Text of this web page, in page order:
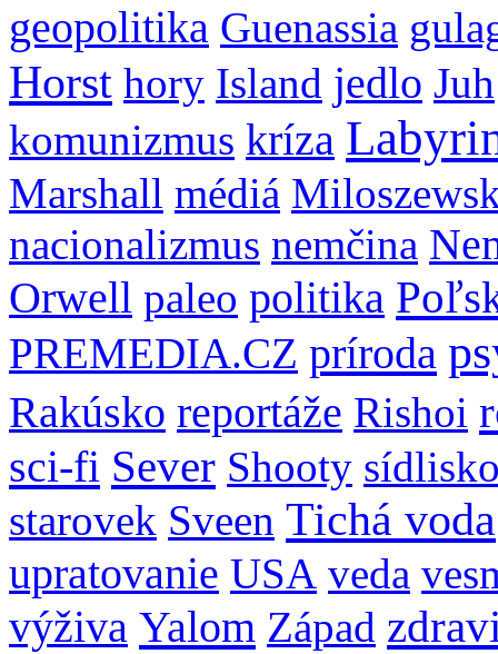
geopolitika Guenassia
Horst hory Island jedlo Juh
komunizmus kríza
Marshall médiá
nacionalizmus nemčina
Orwell paleo politika
PREMEDIA.CZ príroda
Rakúsko reportáže Rishoi
sci-fi Sever Shooty
starovek Sveen Tichá voda
upratovanie USA veda
výživa Yalom Západ